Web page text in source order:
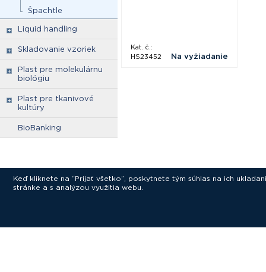
Špachtle
Liquid handling
Skladovanie vzoriek
Plast pre molekulárnu
biológiu
Plast pre tkanivové
kultúry
BioBanking
Kat. č.:
HS23452
Na vyžiadanie
Keď kliknete na “Prijať všetko”, poskytnete tým súhlas na ich
stránke a s analýzou využitia webu.